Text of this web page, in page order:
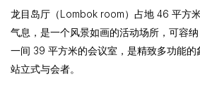
龙目岛厅（Lombok room）占地 46 平方
气息，是一个风景如画的活动场所，可容
一间 39 平方米的会议室，是精致多功能的
站立式与会者。